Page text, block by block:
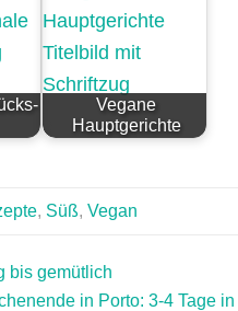
Vegane
Hauptgerichte
, Süß, Vegan
bis gemütlich
in Porto: 3-4 Tage